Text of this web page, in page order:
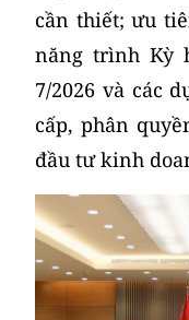
cần thiết; ưu
năng trình Kỳ
7/2026 và các
cấp, phân
đầu tư kinh